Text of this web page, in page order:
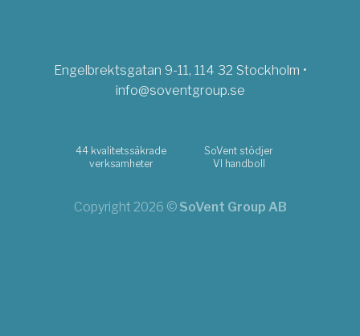
Engelbrektsgatan 9-11, 114 32 Stockholm •
info@soventgroup.se
44 kvalitetssäkrade
verksamheter
SoVent stödjer
VI handboll
Copyright 2026 © SoVent Group AB